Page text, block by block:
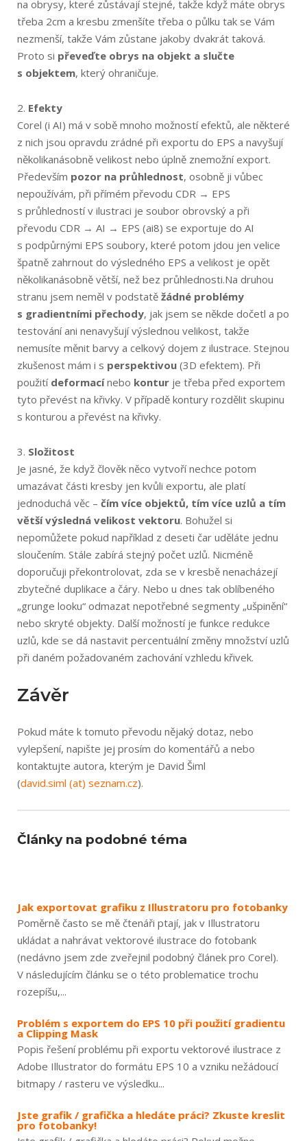
na obrysy, které zůstávají stejné, takže když máte obrys
třeba 2cm a kresbu zmenšíte třeba o půlku tak se Vám
nezmenší, takže Vám zůstane jakoby dvakrát taková.
Proto si převeďte obrys na objekt a slučte
s objektem, který ohraničuje.
2. Efekty
Corel (i AI) má v sobě mnoho možností efektů, ale některé
z nich jsou opravdu zrádné při exportu do EPS a navyšují
několikanásobně velikost nebo úplně znemožní export.
Především pozor na průhlednost, osobně ji vůbec
nepoužívám, při přímém převodu CDR → EPS
s průhledností v ilustraci je soubor obrovský a při
převodu CDR → AI → EPS (ai8) se exportuje do AI
s podpůrnými EPS soubory, které potom jdou jen velice
špatně zahrnout do výsledného EPS a velikost je opět
několikanásobně větší, než bez průhlednosti.Na druhou
stranu jsem neměl v podstatě žádné problémy
s gradientními přechody, jak jsem se někde dočetl a po
testování ani nenavyšují výslednou velikost, takže
nemusíte měnit barvy a celkový dojem z ilustrace. Stejnou
zkušenost mám i s perspektivou (3D efektem). Při
použití deformacínebo kontur je třeba před exportem
tyto převést na křivky. V případě kontury rozdělit skupinu
s konturou a převést na křivky.
3. Složitost
Je jasné, že když člověk něco vytvoří nechce potom
umazávat části kresby jen kvůli exportu, ale platí
jednoduchá věc – čím více objektů, tím více uzlů a tím
větší výsledná velikost vektoru. Bohužel si
nepomůžete pokud například z deseti čar uděláte jednu
sloučením. Stále zabírá stejný počet uzlů. Nicméně
doporučuji překontrolovat, zda se v kresbě nenacházejí
zbytečné duplikace a čáry. Nebo u dnes tak oblíbeného
„grunge looku“ odmazat nepotřebné segmenty „ušpinění“
nebo skryté objekty. Další možností je funkce redukce
uzlů, kde se dá nastavit percentuální změny množství uzlů
při daném požadovaném zachování vzhledu křivek.
Závěr
Pokud máte k tomuto převodu nějaký dotaz, nebo
vylepšení, napište jej prosím do komentářů a nebo
kontaktujte autora, kterým je David Šiml
(david.siml (at) sez­nam.cz).
Články na podobné téma
Jak exportovat grafiku z Illustratoru pro fotobanky
Poměrně často se mě čtenáři ptají, jak v Illustratoru
ukládat a nahrávat vektorové ilustrace do fotobank
(nedávno jsem zde zveřejnil podobný článek pro Corel).
V následujícím článku se o této problematice trochu
rozepíšu,...
Problém s exportem do EPS 10 při použití gradientu
a Clipping Mask
Popis řešení problému při exportu vektorové ilustrace z
Adobe Illustrator do formátu EPS 10 a vzniku nežádoucí
bitmapy / rasteru ve výsledku...
Jste grafik / grafička a hledáte práci? Zkuste kreslit
pro fotobanky!